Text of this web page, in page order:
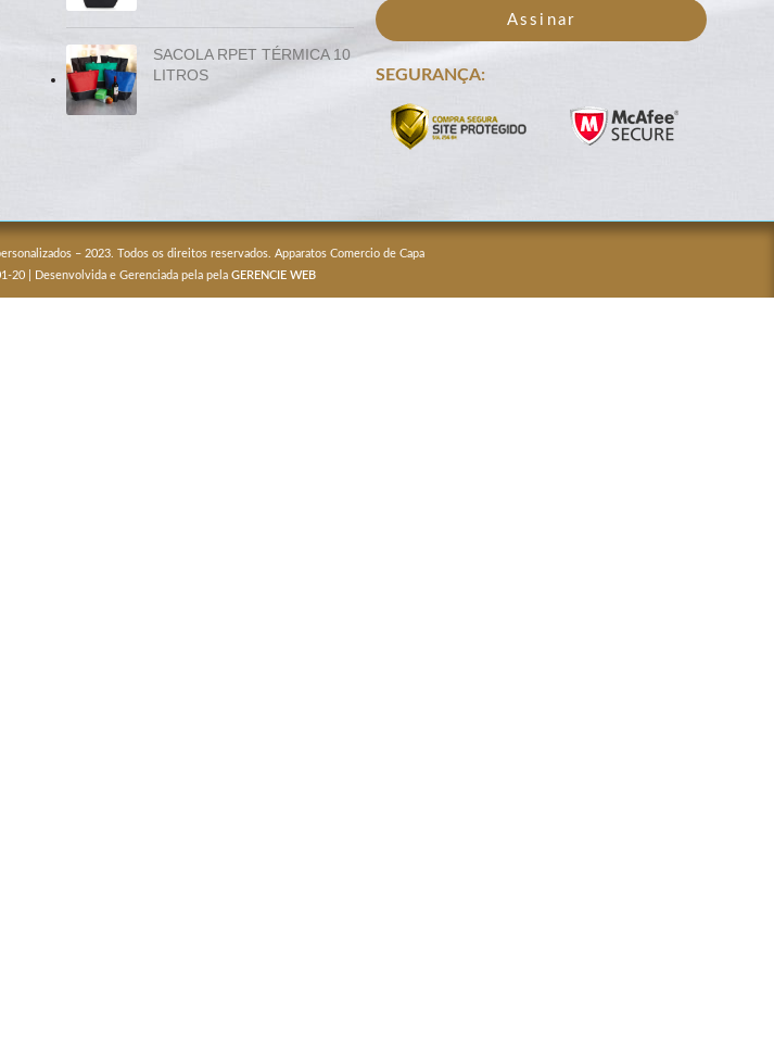
SACOLA RPET TÉRMICA 10
LITROS
Assinar
SEGURANÇA:
– 2023. Todos os direitos reservados. Apparatos Comercio de Capa
20 | Desenvolvida e Gerenciada pela pela GERENCIE WEB